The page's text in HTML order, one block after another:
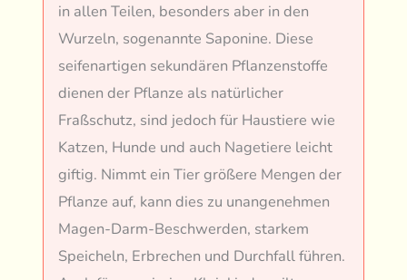
in allen Teilen, besonders aber in den
Wurzeln, sogenannte Saponine. Diese
seifenartigen sekundären Pflanzenstoffe
dienen der Pflanze als natürlicher
Fraßschutz, sind jedoch für Haustiere wie
Katzen, Hunde und auch Nagetiere leicht
giftig. Nimmt ein Tier größere Mengen der
Pflanze auf, kann dies zu unangenehmen
Magen-Darm-Beschwerden, starkem
Speicheln, Erbrechen und Durchfall führen.